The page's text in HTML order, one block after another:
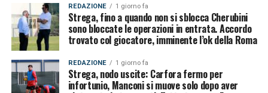
REDAZIONE 1 giorno fa
Strega, fino a quando non si sblocca Cherubini
sono bloccate le operazioni in entrata. Accordo
trovato col giocatore, imminente l’ok della Roma
REDAZIONE 1 giorno fa
Strega, nodo uscite: Carfora fermo per
infortunio, Manconi si muove solo dopo aver